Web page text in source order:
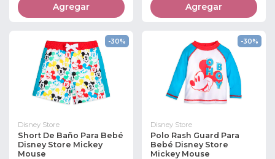
Agregar Agregar
-30%
Disney Store
Short De Baño Para Bebé
Disney Store Mickey
Mouse
-30%
Disney Store
Polo Rash Guard Para
Bebé Disney Store
Mickey Mouse